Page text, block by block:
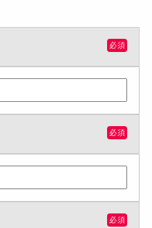
必須
必須
必須